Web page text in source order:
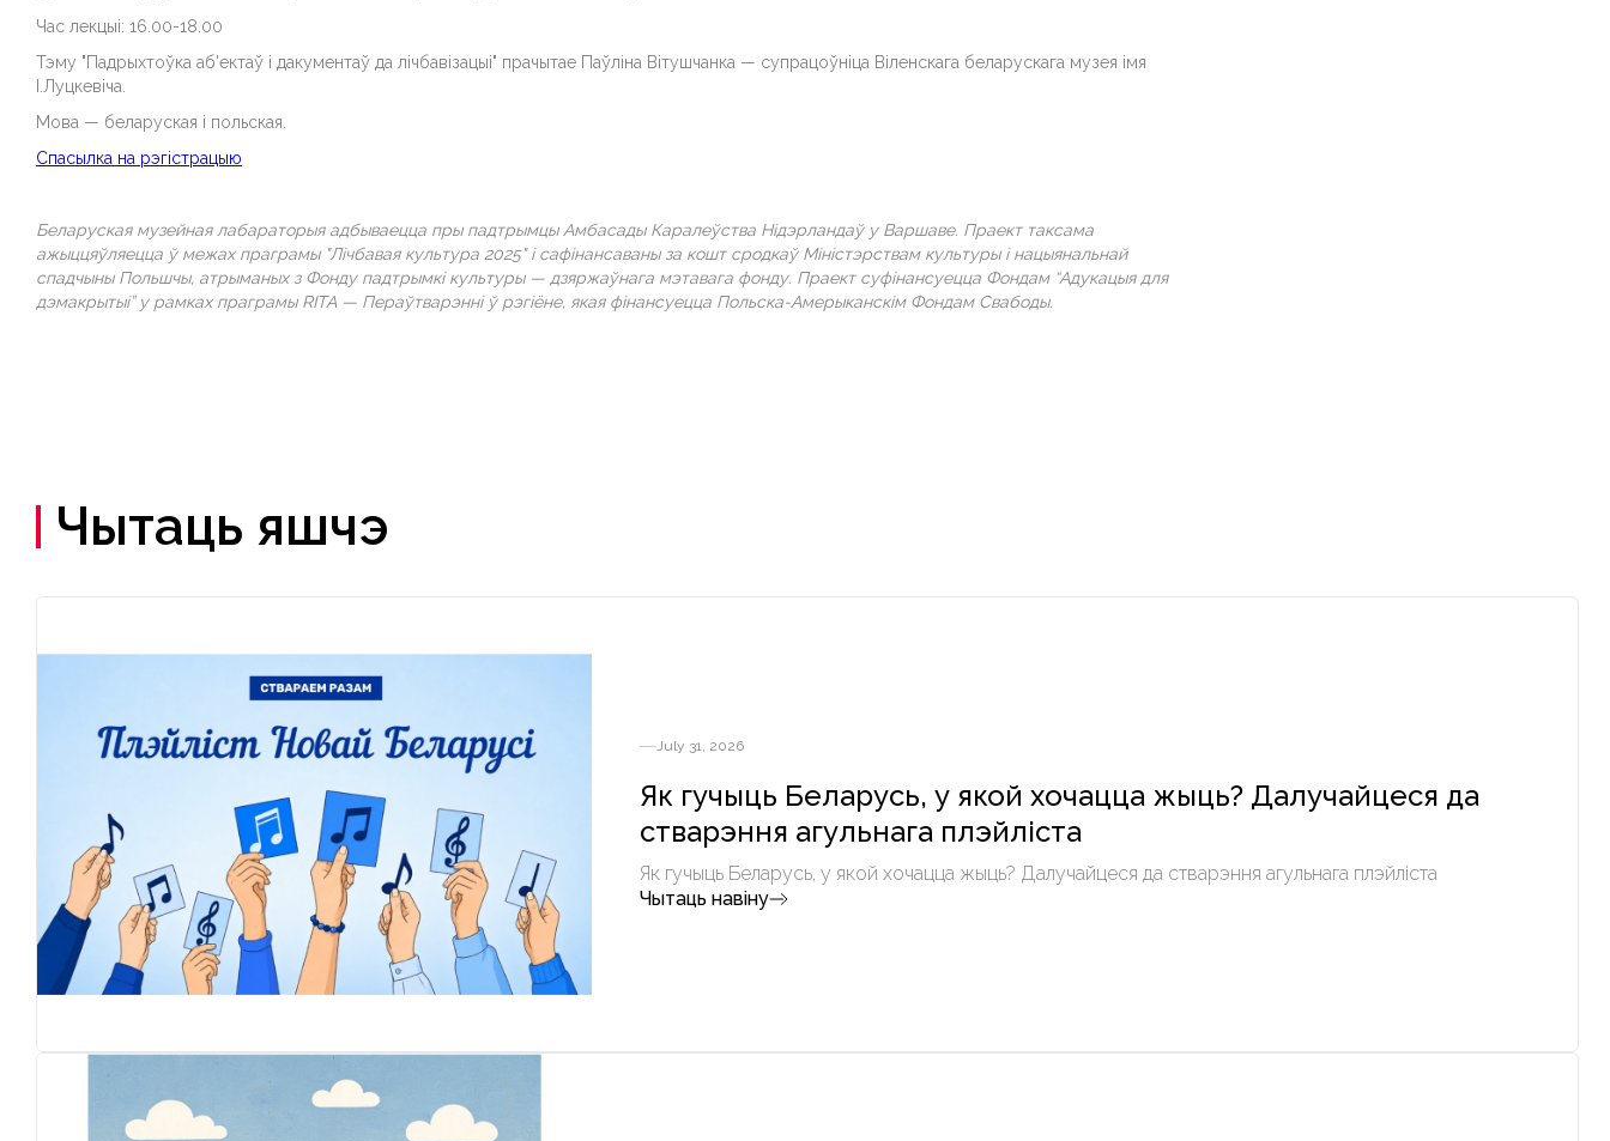
Час лекцыі: 16.00-18.00
Тэму "Падрыхтоўка аб'ектаў і дакументаў да лічбавізацыі" прачытае Паўліна Вітушчанка — супрацоўніца Віленскага беларускага музея імя
І.Луцкевіча.
Мова — беларуская і польская.
Спасылка на рэгістрацыю
Беларуская музейная лабараторыя адбываецца пры падтрымцы Амбасады Каралеўства Нідэрландаў у Варшаве. Праект таксама
ажыццяўляецца ў межах праграмы "Лічбавая культура 2025" і сафінансаваны за кошт сродкаў Міністэрствам культуры і нацыянальнай
спадчыны Польшчы, атрыманых з Фонду падтрымкі культуры — дзяржаўнага мэтавага фонду. Праект суфінансуецца Фондам “Адукацыя для
дэмакрытыі” у рамках праграмы RITA — Пераўтварэнні ў рэгіёне, якая фінансуецца Польска-Амерыканскім Фондам Свабоды.
Чытаць яшчэ
July 31, 2026
Як гучыць Беларусь, у якой хочацца жыць? Далучайцеся да
стварэння агульнага плэйліста
Як гучыць Беларусь, у якой хочацца жыць? Далучайцеся да стварэння агульнага плэйліста
Чытаць навіну